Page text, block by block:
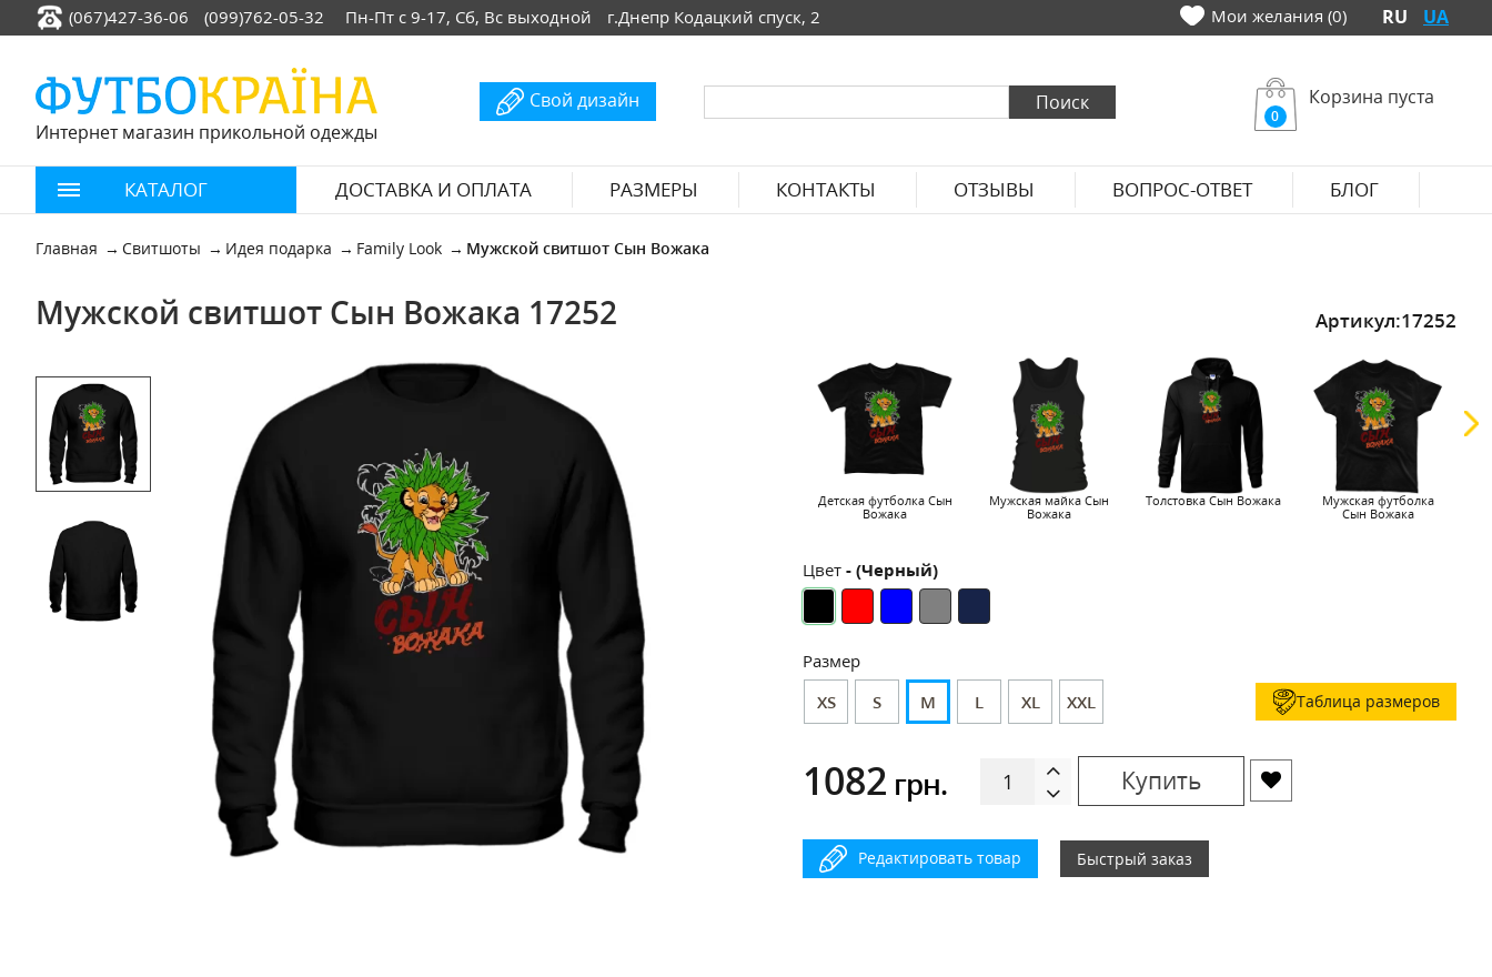
(067)427-36-06 (099)762-05-32 Пн-Пт с 9-17, Сб, Вс выходной г.Днепр Кодацкий спуск, 2 Мои желания (0) RU UA
Интернет магазин прикольной одежды
Свой дизайн
0
Корзина пуста
КАТАЛОГ ДОСТАВКА И ОПЛАТА РАЗМЕРЫ КОНТАКТЫ ОТЗЫВЫ ВОПРОС-ОТВЕТ БЛОГ
Главная Свитшоты Идея подарка Family Look Мужской свитшот Сын Вожака
Мужской свитшот Сын Вожака 17252 Артикул:17252
Детская футболка Сын
Вожака
Мужская майка Сын
Вожака
Толстовка Сын Вожака
Мужская футболка
Сын Вожака
Цвет - (Черный)
Размер
XS
S M L XL XXL Таблица размеров
1082 грн. Купить
Редактировать товар Быстрый заказ